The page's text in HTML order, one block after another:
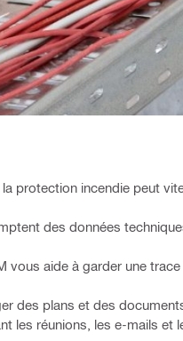
protection incendie peut
des données
aide à garder une
des plans et des
les réunions, les e-mails et